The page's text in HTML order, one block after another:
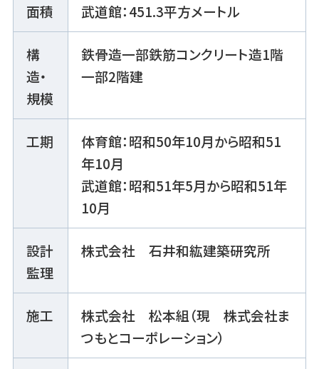
面積
武道館：451.3平方メートル
構
造・
規模
鉄骨造一部鉄筋コンクリート造1階
一部2階建
工期
体育館：昭和50年10月から昭和51
年10月
武道館：昭和51年5月から昭和51年
10月
設計
監理
株式会社 石井和紘建築研究所
施工
株式会社 松本組（現 株式会社ま
つもとコーポレーション）